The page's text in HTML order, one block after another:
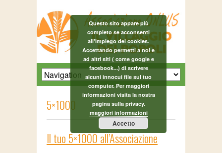
5×1000
Il tuo 5×1000 all’Associazione
Questo sito appare più
completo se acconsenti
all'impiego dei cookies.
Accettando permetti a noi e
ad altri siti ( come google e
facebook...) di scrivere
alcuni innocui file sul tuo
computer. Per maggiori
informazioni visita la nostra
pagina sulla privacy.
maggiori informazioni
Accetto